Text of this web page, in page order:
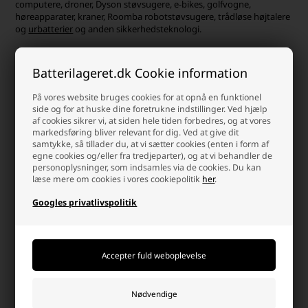
Batterilageret.dk Cookie information
På vores website bruges cookies for at opnå en funktionel
side og for at huske dine foretrukne indstillinger. Ved hjælp
af cookies sikrer vi, at siden hele tiden forbedres, og at vores
markedsføring bliver relevant for dig. Ved at give dit
samtykke, så tillader du, at vi sætter cookies (enten i form af
egne cookies og/eller fra tredjeparter), og at vi behandler de
personoplysninger, som indsamles via de cookies. Du kan
læse mere om cookies i vores cookiepolitik her.
Googles privatlivspolitik
computere, droner, Dyson støvsugere, e-bikes, golfvogne,
høreapparater, kraner, Roomba robotstøvsugere, trådløse højtalere
og urbatterier og anden sikkerhedsteknologi.
Hvorfor handle hos batterilageret?
Der er mange gode grunde, men her er et par
kl.14.00 sendes samme dag.